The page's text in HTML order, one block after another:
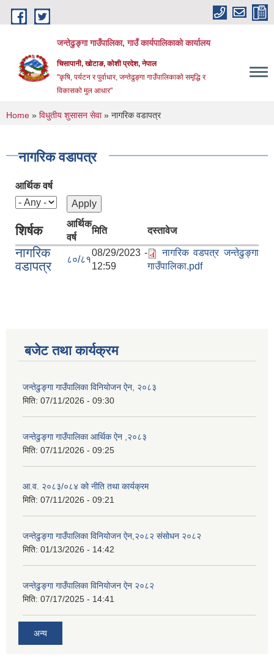
Skip to main content
जन्तेढुङ्गा गाउँपालिका, गाउँ कार्यपालिकाको कार्यालय
चिसापानी, खोटाङ, कोशी प्रदेश, नेपाल
"कृषि, पर्यटन र पुर्वाधार, जन्तेढुङ्गा गाउँपालिकाको समृद्धि र
विकासको मुल आधार"
You are here
Home » विधुतीय शुसासन सेवा» नागरिक वडापत्र
नागरिक वडापत्र
आर्थिक वर्ष
शिर्षक
आर्थिक
वर्ष
मिति दस्तावेज
नागरिक
वडापत्र
८०/८१
08/29/2023 -
12:59
नागरिक वडपत्र जन्तेढुङ्गा
गाउँपालिका.pdf
बजेट तथा कार्यक्रम
जन्तेढुङ्गा गाउँपालिका विनियोजन ऐन, २०८३
मिति: 07/11/2026 - 09:30
जन्तेढुङ्गा गाउँपालिका आर्थिक ऐन ,२०८३
मिति: 07/11/2026 - 09:25
आ.व. २०८३/०८४ को नीति तथा कार्यक्रम
मिति: 07/11/2026 - 09:21
जन्तेढुङ्गा गाउँपालिका विनियोजन ऐन,२०८२ संसोधन २०८२
मिति: 01/13/2026 - 14:42
जन्तेढुङ्गा गाउँपालिका विनियोजन ऐन २०८२
मिति: 07/17/2025 - 14:41
अन्य